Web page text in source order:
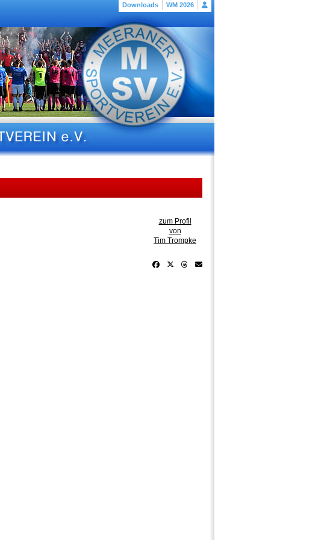
Downloads WM 2026
zum Profil
von
Tim Trompke